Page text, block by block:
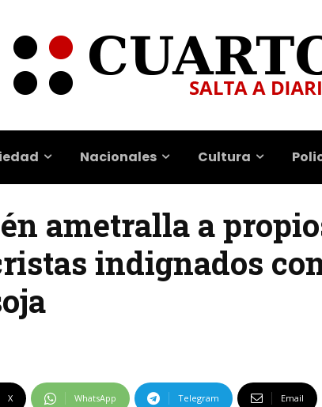
Nacionales Cultura
ametralla a
indignados
X WhatsApp Telegram Email